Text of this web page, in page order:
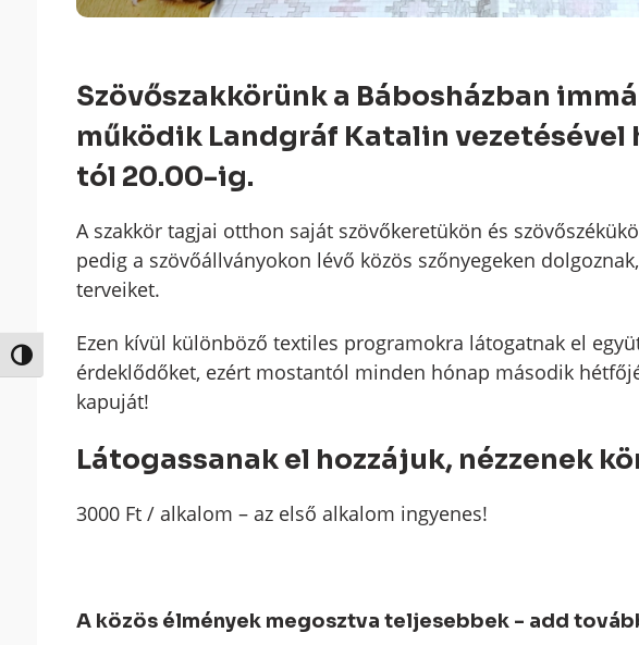
Nagy kontraszt váltása
Szövőszakkörünk a Bábosházban
működik Landgráf Katalin vezetésével
tól 20.00-ig.
A szakkör tagjai otthon saját szövőkeretükön és
pedig a szövőállványokon lévő közös szőnyegeken
terveiket.
Ezen kívül különböző textiles programokra látogatnak el
érdeklődőket, ezért mostantól minden hónap második
kapuját!
Látogassanak el hozzájuk, nézzenek
3000 Ft / alkalom – az első alkalom ingyenes!
A közös élmények megosztva teljesebbek - add